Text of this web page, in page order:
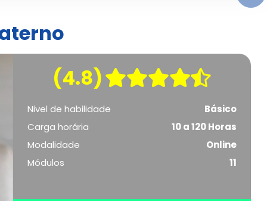
(4.8)
Nivel de habilidade
Básico
Carga horária
10 a 120 Horas
Modalidade
Online
Módulos
11